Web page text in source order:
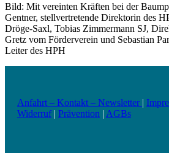
Bild: Mit vereinten Kräften bei der
Gentner, stellvertretende Direktorin des
Dröge-Saxl, Tobias Zimmermann SJ,
Gretz vom Förderverein und Sebastian
Leiter des HPH
Anfahrt – Kontakt – Newsletter |
Widerruf| Prävention | AGBs